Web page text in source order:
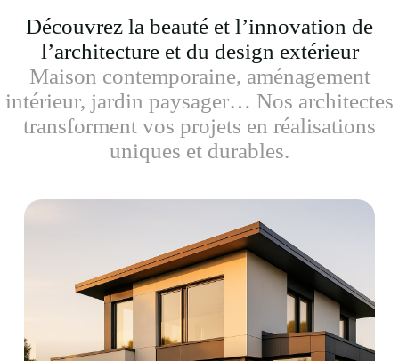
Découvrez la beauté et l’innovation de
l’architecture et du design extérieur
Maison contemporaine, aménagement
intérieur, jardin paysager… Nos architectes
transforment vos projets en réalisations
uniques et durables.